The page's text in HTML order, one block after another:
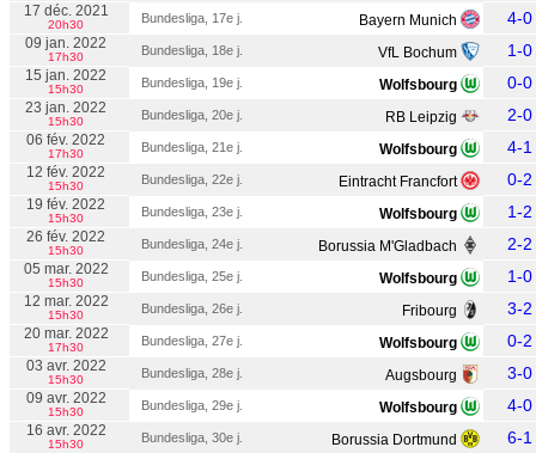
17 déc. 2021
20h30 Bundesliga, 17e j. Bayern Munich 4-0
09 jan. 2022
17h30 Bundesliga, 18e j. VfL Bochum 1-0
15 jan. 2022
15h30 Bundesliga, 19e j. Wolfsbourg 0-0
23 jan. 2022
15h30 Bundesliga, 20e j. RB Leipzig 2-0
06 fév. 2022
17h30 Bundesliga, 21e j. Wolfsbourg 4-1
12 fév. 2022
15h30 Bundesliga, 22e j. Eintracht Francfort 0-2
19 fév. 2022
15h30 Bundesliga, 23e j. Wolfsbourg 1-2
26 fév. 2022
15h30 Bundesliga, 24e j. Borussia M'Gladbach 2-2
05 mar. 2022
15h30 Bundesliga, 25e j. Wolfsbourg 1-0
12 mar. 2022
15h30 Bundesliga, 26e j. Fribourg 3-2
20 mar. 2022
17h30 Bundesliga, 27e j. Wolfsbourg 0-2
03 avr. 2022
15h30 Bundesliga, 28e j. Augsbourg 3-0
09 avr. 2022
15h30 Bundesliga, 29e j. Wolfsbourg 4-0
16 avr. 2022
15h30 Bundesliga, 30e j. Borussia Dortmund 6-1